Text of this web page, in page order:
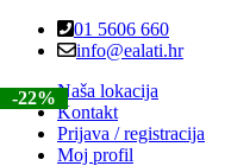
Skip
Skip
01 5606 660
info@ealati.hr
Naša lokacija
Kontakt
Prijava / registracija
Moj profil
-39%
-36%
-22%
-22%
-22%